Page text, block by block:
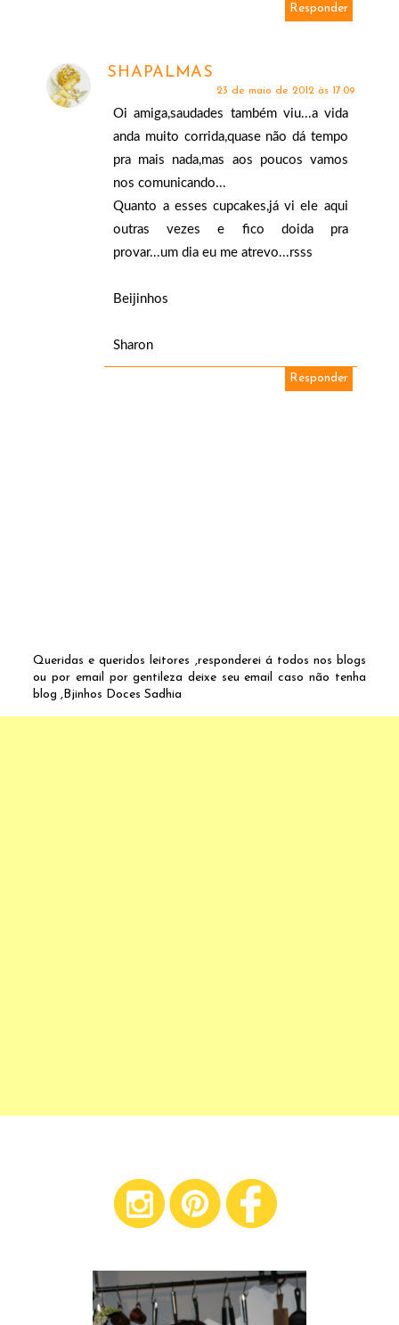
Responder
SHAPALMAS
23 de maio de 2012 às 17:09
Oi amiga,saudades também viu...a vida
anda muito corrida,quase não dá tempo
pra mais nada,mas aos poucos vamos
nos comunicando...
Quanto a esses cupcakes,já vi ele aqui
outras vezes e fico doida pra
provar...um dia eu me atrevo...rsss
Beijinhos
Sharon
Responder
Queridas e queridos leitores ,responderei á todos nos blogs
ou por email por gentileza deixe seu email caso não tenha
blog ,Bjinhos Doces Sadhia